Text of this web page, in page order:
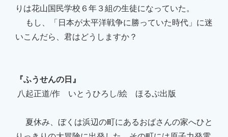
りは花山国民学校６年３組の生徒になっていた。
もし、「日本が太平洋戦争に勝っていた時代」に迷
いこんだら、君はどうしますか？
『ふうせんの日』
八起正道/作 いとうひろし/絵 ほるぷ出版
夏休み、ぼくは浜辺の町にあるおばさんの家へひと